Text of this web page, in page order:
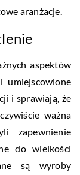
aranżacje.
aspektów
umiejscowione
i sprawiają, że
ważna
zapewnienie
do wielkości
są wyroby